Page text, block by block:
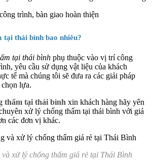
trình, bàn giao hoàn thiện
tại thái bình bao nhiêu?
tại thái bình phụ thuộc vào vị trí công
yêu cầu sử dụng vật liệu của khách
tế mà chúng tôi sẽ đưa ra các giải pháp
lựa.
thấm tại thái bình xin khách hàng hãy yên
xử lý chống thấm tại thái bình với giá
các đơn vị khác.
và xử lý chống thấm giá rẻ tại Thái Bình